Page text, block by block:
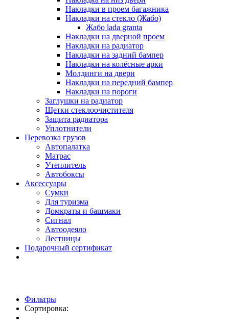
Накладки в проем багажника
Накладки на стекло (Жабо)
Жабо lada granta
Накладки на дверной проем
Накладки на радиатор
Накладки на задний бампер
Накладки на колёсные арки
Молдинги на двери
Накладки на передний бампер
Накладки на пороги
Заглушки на радиатор
Щетки стеклоочистителя
Защита радиатора
Уплотнители
Перевозка грузов
Автопалатка
Матрас
Утеплитель
Автобоксы
Аксессуары
Сумки
Для туризма
Домкраты и башмаки
Сигнал
Автоодеяло
Лестницы
Подарочный сертификат
Фильтры
Сортировка: